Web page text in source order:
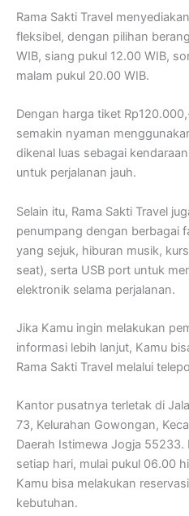
Rama Sakti Travel
fleksibel, dengan pilihan
WIB, siang pukul 12.00 WIB,
malam pukul 20.00 WIB.
Dengan harga tiket
semakin nyaman
dikenal luas sebagai
untuk perjalanan jauh.
Selain itu, Rama Sakti Travel
penumpang dengan berbagai
yang sejuk, hiburan musik,
seat), serta USB port untuk
elektronik selama perjalanan.
Jika Kamu ingin melakukan
informasi lebih lanjut, Kamu
Rama Sakti Travel melalui
Kantor pusatnya terletak di
73, Kelurahan Gowongan,
Daerah Istimewa Jogja 55233.
setiap hari, mulai pukul 06.00
Kamu bisa melakukan
kebutuhan.